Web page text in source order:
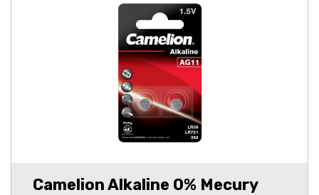
Camelion Alkaline 0% Mecury